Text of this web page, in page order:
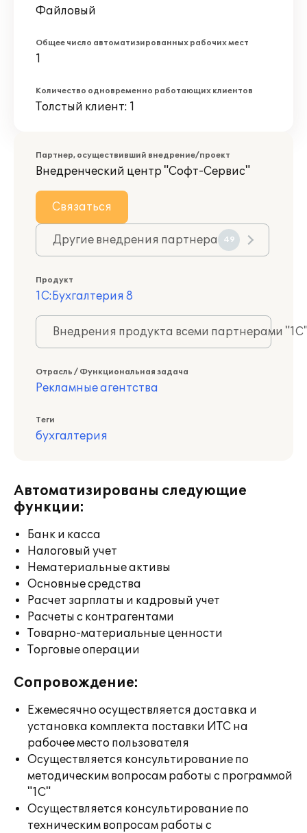
Файловый
Общее число автоматизированных рабочих мест
1
Количество одновременно работающих клиентов
Толстый клиент: 1
Партнер, осуществивший внедрение/проект
Внедренческий центр "Софт-Сервис"
Связаться
Другие внедрения партнера 49
Продукт
1С:Бухгалтерия 8
Внедрения продукта всеми партнерами
Отрасль / Функциональная задача
Рекламные агентства
Теги
бухгалтерия
Автоматизированы следующие
функции:
Банк и касса
Налоговый учет
Нематериальные активы
Основные средства
Расчет зарплаты и кадровый учет
Расчеты с контрагентами
Товарно-материальные ценности
Торговые операции
Сопровождение:
Ежемесячно осуществляется доставка и
установка комплекта поставки ИТС на
рабочее место пользователя
Осуществляется консультирование по
методическим вопросам работы с программой
"1С"
Осуществляется консультирование по
техническим вопросам работы с